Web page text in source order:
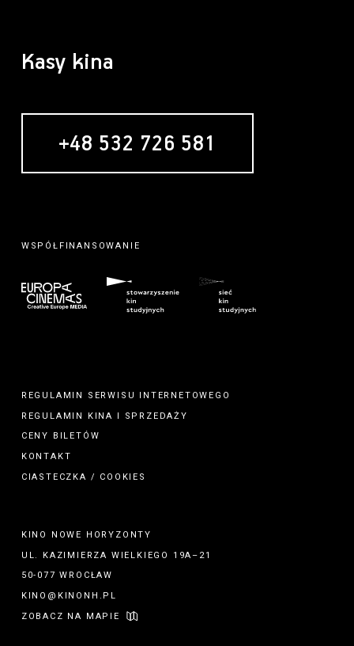
Kasy kina
+48 532 726 581
WSPÓŁFINANSOWANIE
REGULAMIN SERWISU INTERNETOWEGO
REGULAMIN KINA I
SPRZEDAŻY
CENY BILETÓW
KONTAKT
CIASTECZKA / COOKIES
KINO NOWE HORYZONTY
UL. KAZIMIERZA WIELKIEGO 19A–21
50-077 WROCŁAW
KINO@KINONH.PL
ZOBACZ NA MAPIE